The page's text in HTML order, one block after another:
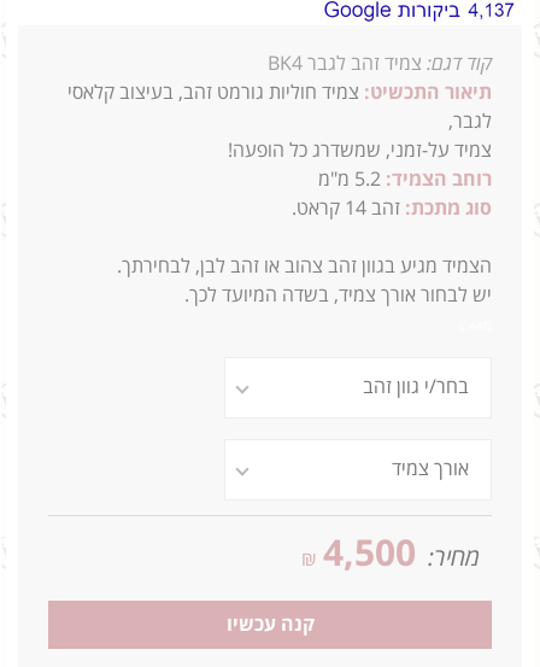
קוד דגם: צמיד זהב לגבר BK4
תיאור התכשיט: צמיד חוליות גורמט זהב, בעיצוב קלאסי
לגבר,
צמיד על-זמני, שמשדרג כל הופעה!
רוחב הצמיד:
סוג מתכת: זהב 14 קראט.
הצמיד מגיע בגוון זהב צהוב או זהב לבן, לבחירתך.
יש לבחור אורך צמיד, בשדה המיועד לכך.
מחיר: 4,500
₪
קנה עכשיו